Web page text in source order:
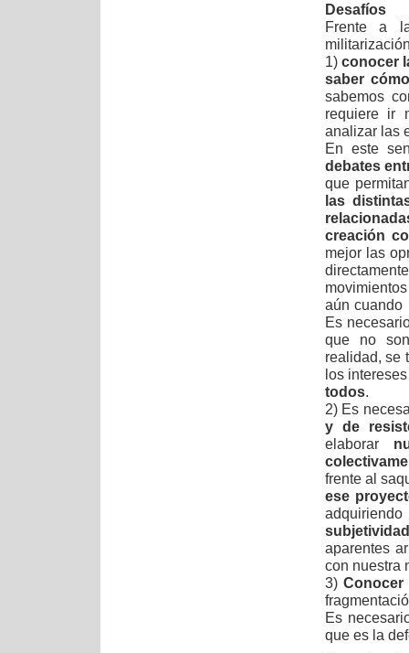
Desafíos
Frente a
1) conocer
saber
sabemos
requiere ir
analizar las
En este
debates
que
las
creación
mejor las
aún cuando
Es
que no
realidad, se
los
todos.
2) Es
y de
elaborar
frente al
ese
subjetividad
aparentes
con nuestra
3) Conocer
Es
que es la